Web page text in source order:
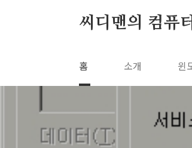
씨디맨의 컴퓨
홈 소개 윈